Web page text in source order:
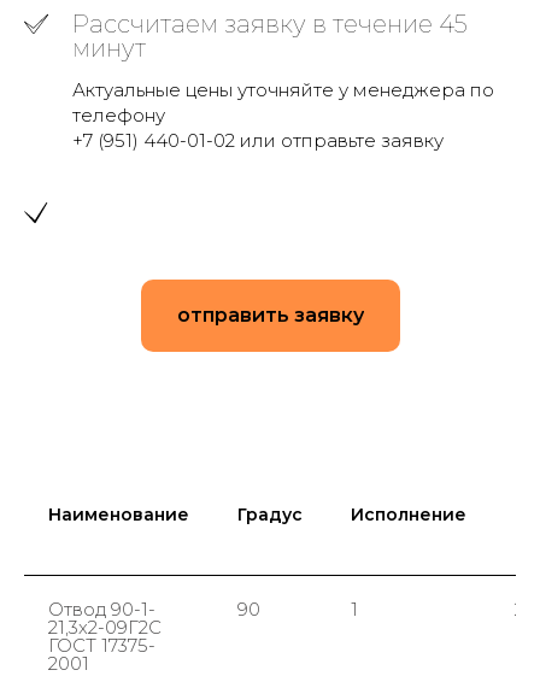
Рассчитаем заявку в течение 45
минут
Актуальные цены уточняйте у менеджера по
телефону
+7 (951) 440-01-02 или отправьте заявку
отправить заявку
Наименование Градус Исполнение
Отвод 90-1-
21,3х2-09Г2С
ГОСТ 17375-
2001
90 1